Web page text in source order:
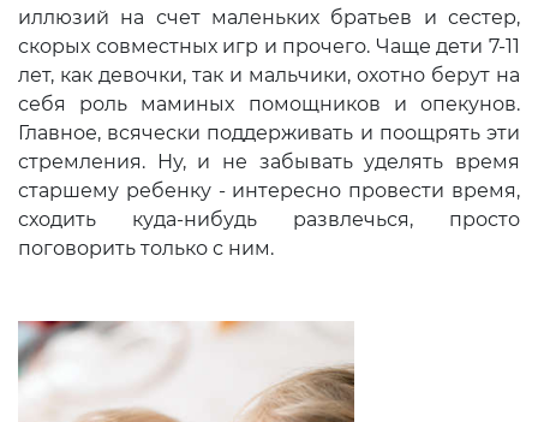
иллюзий на счет маленьких братьев и сестер,
скорых совместных игр и прочего. Чаще дети 7-11
лет, как девочки, так и мальчики, охотно берут на
себя роль маминых помощников и опекунов.
Главное, всячески поддерживать и поощрять эти
стремления. Ну, и не забывать уделять время
старшему ребенку - интересно провести время,
сходить куда-нибудь развлечься, просто
поговорить только с ним.